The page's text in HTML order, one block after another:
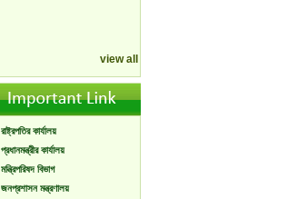
view all
রাষ্ট্রপতির কার্যালয়
প্রধানমন্ত্রীর কার্যালয়
মন্ত্রিপরিষদ বিভাগ
জনপ্রশাসন মন্ত্রণালয়